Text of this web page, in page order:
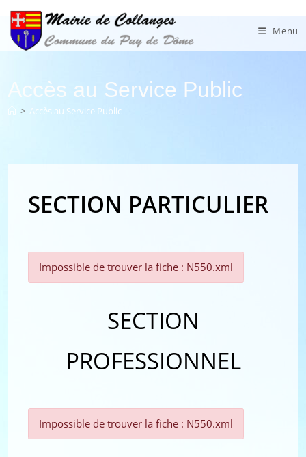
Skip
content
Menu
Accès au Service Public
> Accès au Service Public
SECTION PARTICULIER
Impossible de trouver la fiche : N550.xml
SECTION
PROFESSIONNEL
Impossible de trouver la fiche : N550.xml